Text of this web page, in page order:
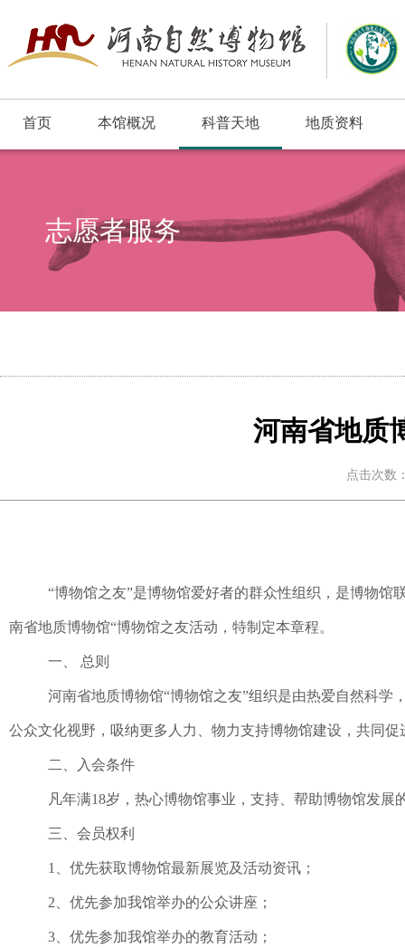
首页 本馆概况 科普天地 地质资料
志愿者服务
河南省地质
点击次数
“博物馆之友”是博物馆爱好者的群众性组织，是博物
南省地质博物馆“博物馆之友活动，特制定本章程。
一、 总则
河南省地质博物馆“博物馆之友”组织是由热爱自然科学
公众文化视野，吸纳更多人力、物力支持博物馆建设，共同
二、入会条件
凡年满18岁，热心博物馆事业，支持、帮助博物馆发展
三、会员权利
1、优先获取博物馆最新展览及活动资讯；
2 、优先参加我馆举办的公众讲座；
3、优先参加我馆举办的教育活动；